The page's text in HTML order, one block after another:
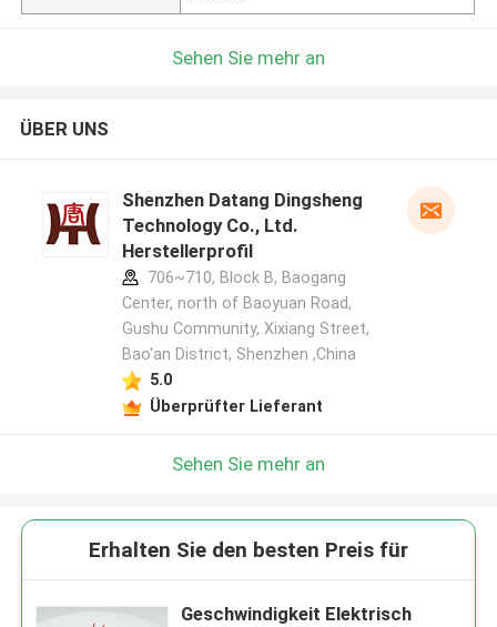
Sehen Sie mehr an
ÜBER UNS
Shenzhen Datang Dingsheng
Technology Co., Ltd.
Herstellerprofil
706~710, Block B, Baogang
Center, north of Baoyuan Road,
Gushu Community, Xixiang Street,
Bao'an District, Shenzhen ,China
5.0
Überprüfter Lieferant
Sehen Sie mehr an
Erhalten Sie den besten Preis für
Geschwindigkeit Elektrisch